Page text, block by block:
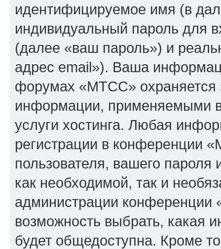
идентифицируемое имя (в
индивидуальный пароль для
(далее «ваш пароль») и
адрес email»). Ваша
форумах «МТСС» охраняется
информации, применяемыми
услуги хостинга. Любая
регистрации в конференции
пользователя, вашего
как необходимой, так и
администрации
возможность выбрать, какая
будет общедоступна. Кроме